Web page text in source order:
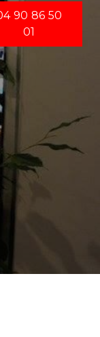
90 86 50
01